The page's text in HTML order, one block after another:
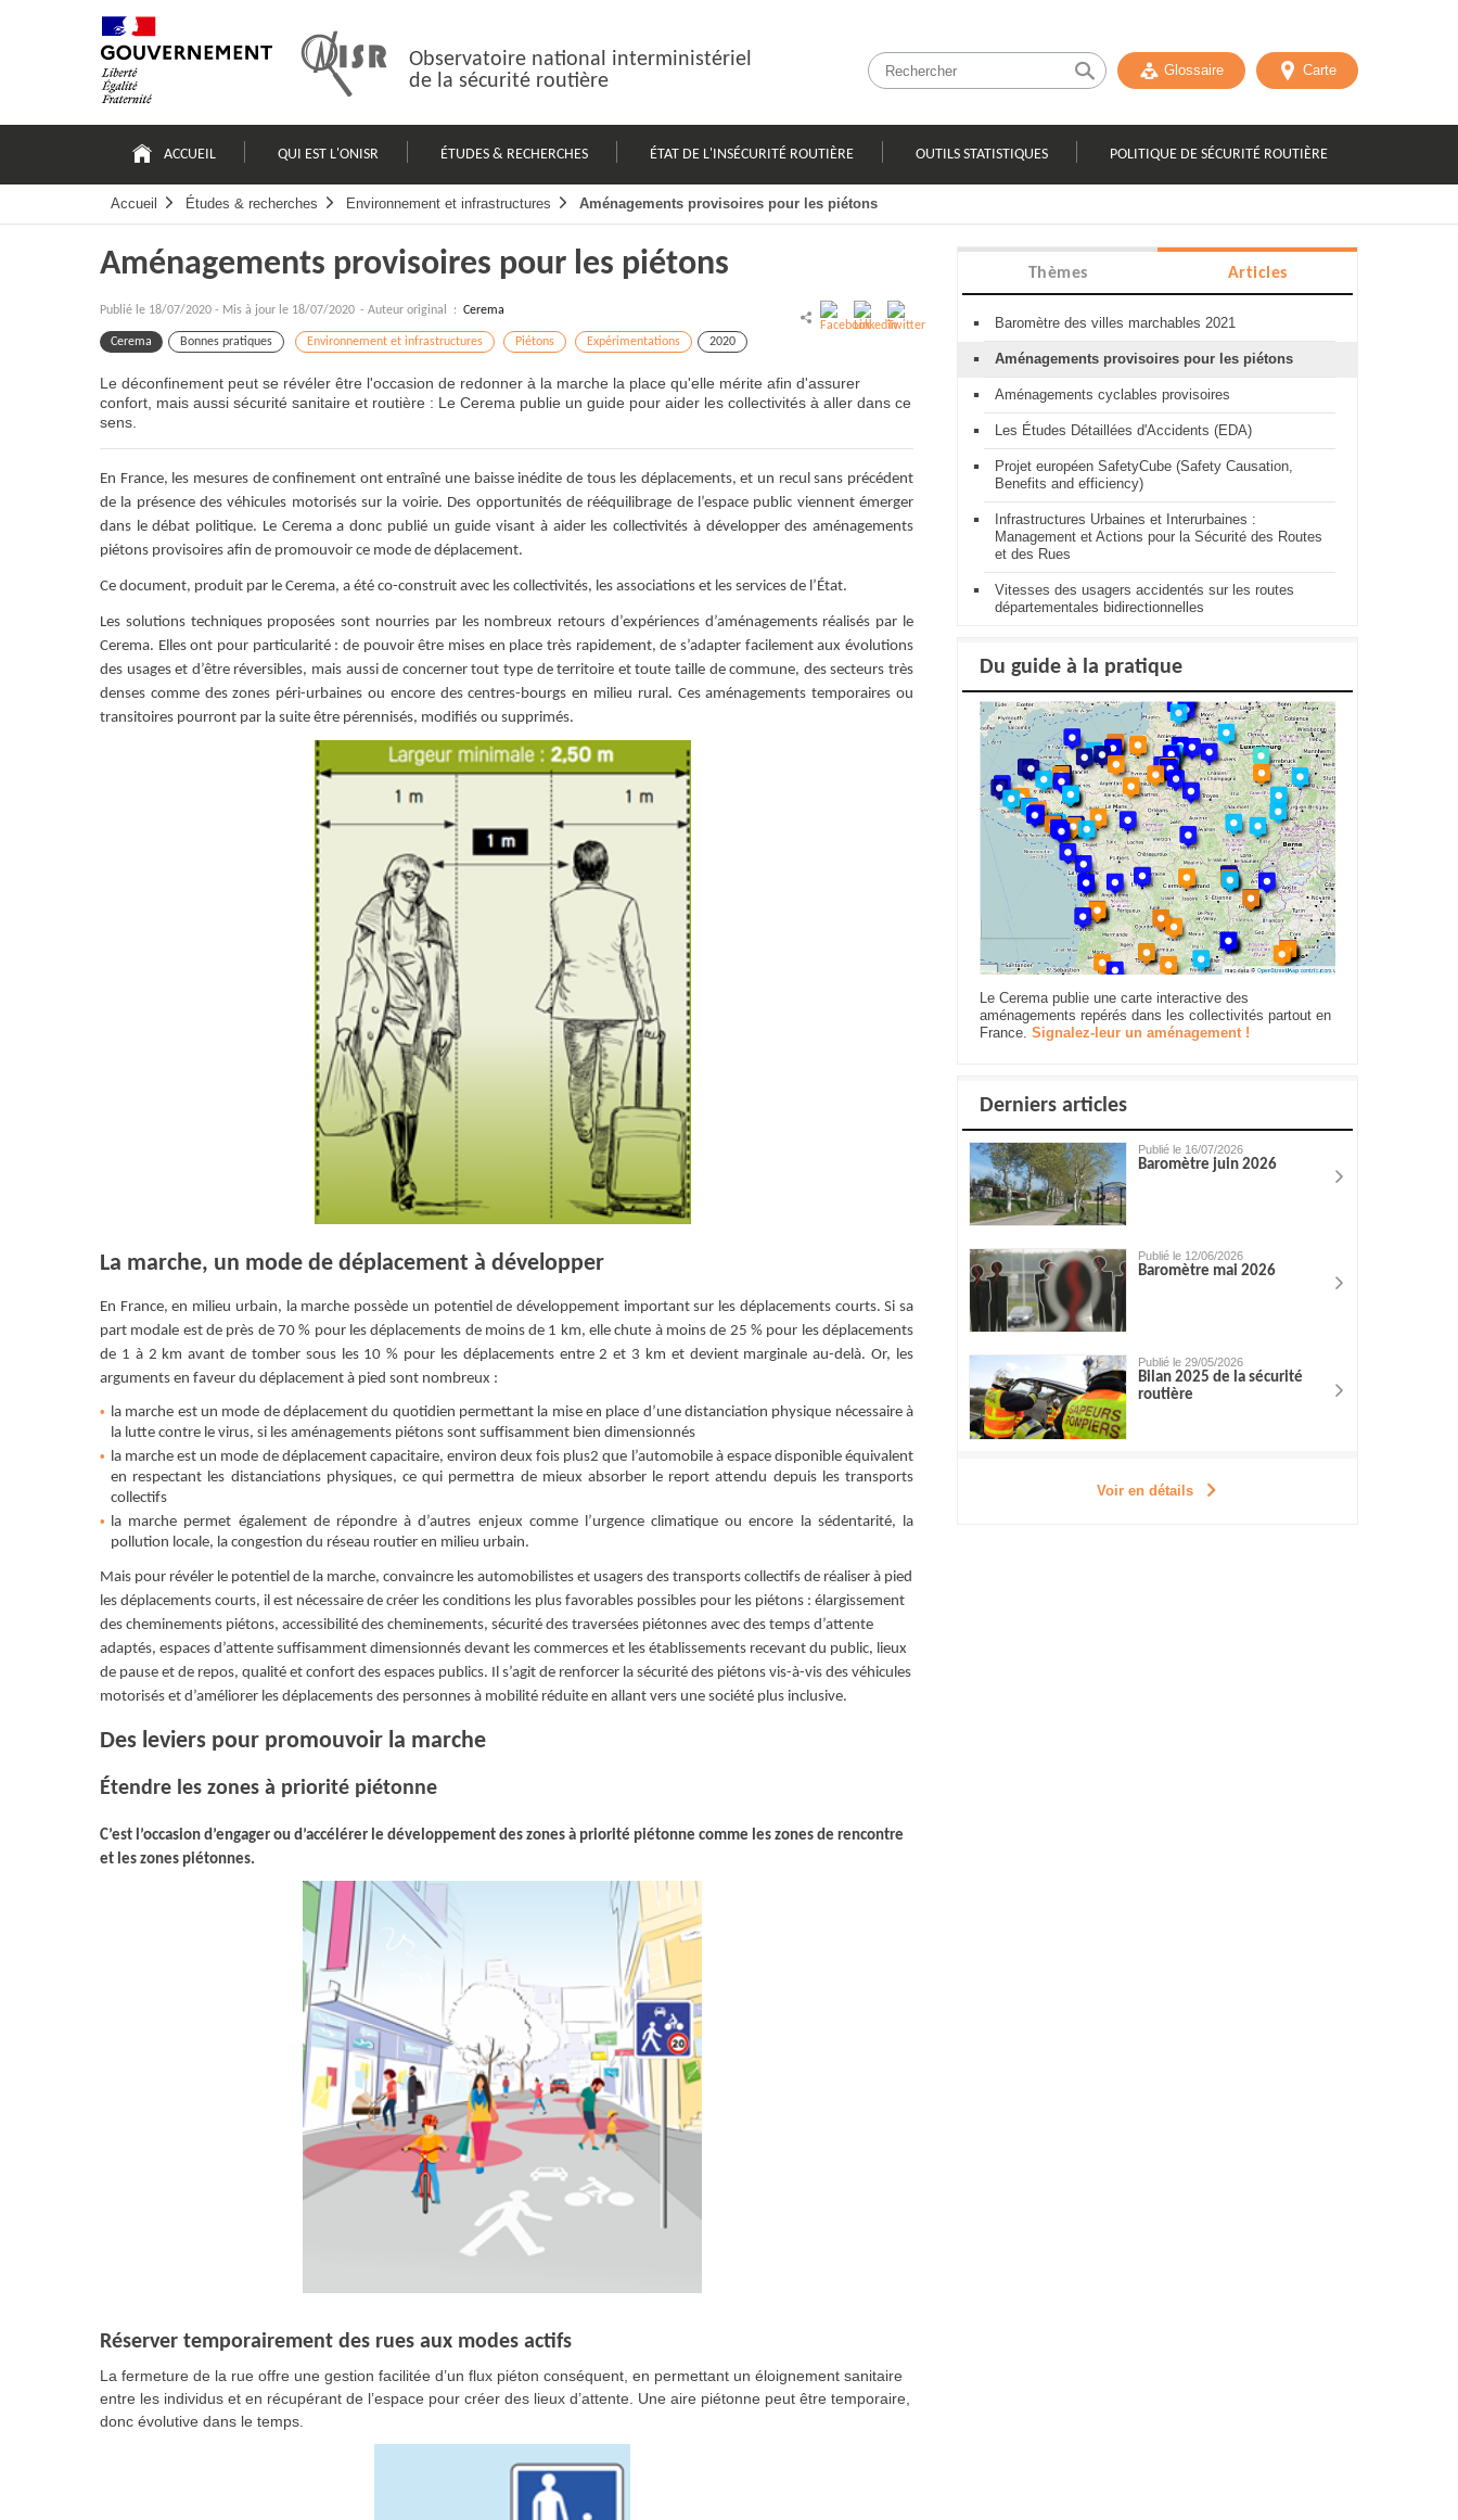
Observatoire national interministériel
de la sécurité routière
Glossaire Carte
principale
ACCUEIL QUI EST L'ONISR ÉTUDES & RECHERCHES ÉTAT DE L'INSÉCURITÉ ROUTIÈRE OUTILS STATISTIQUES POLITIQUE DE SÉCURITÉ ROUTIÈRE
Accueil Études & recherches Environnement et infrastructures Aménagements provisoires pour les piétons
Aménagements provisoires pour les piétons
Publié le 18/07/2020 - Mis à jour le 18/07/2020 - Auteur original : Cerema
Cerema Bonnes pratiques Environnement et infrastructures Piétons Expérimentations 2020
Le déconfinement peut se révéler être l'occasion de redonner à la marche la place qu'elle mérite afin d'assurer
confort, mais aussi sécurité sanitaire et routière : Le Cerema publie un guide pour aider les collectivités à aller dans ce
sens.
En France, les mesures de confinement ont entraîné une baisse inédite de tous les déplacements, et un recul sans précédent
de la présence des véhicules motorisés sur la voirie. Des opportunités de rééquilibrage de l’espace public viennent émerger
dans le débat politique. Le Cerema a donc publié un guide visant à aider les collectivités à développer des aménagements
piétons provisoires afin de promouvoir ce mode de déplacement.
Ce document, produit par le Cerema, a été co-construit avec les collectivités, les associations et les services de l’État.
Les solutions techniques proposées sont nourries par les nombreux retours d’expériences d’aménagements réalisés par le
Cerema. Elles ont pour particularité : de pouvoir être mises en place très rapidement, de s’adapter facilement aux évolutions
des usages et d’être réversibles, mais aussi de concerner tout type de territoire et toute taille de commune, des secteurs très
denses comme des zones péri-urbaines ou encore des centres-bourgs en milieu rural. Ces aménagements temporaires ou
transitoires pourront par la suite être pérennisés, modifiés ou supprimés.
La marche, un mode de déplacement à développer
En France, en milieu urbain, la marche possède un potentiel de développement important sur les déplacements courts. Si sa
part modale est de près de 70 % pour les déplacements de moins de 1 km, elle chute à moins de 25 % pour les déplacements
de 1 à 2 km avant de tomber sous les 10 % pour les déplacements entre 2 et 3 km et devient marginale au-delà. Or, les
arguments en faveur du déplacement à pied sont nombreux :
la marche est un mode de déplacement du quotidien permettant la mise en place d’une distanciation physique nécessaire à
la lutte contre le virus, si les aménagements piétons sont suﬀisamment bien dimensionnés
la marche est un mode de déplacement capacitaire, environ deux fois plus2 que l’automobile à espace disponible équivalent
en respectant les distanciations physiques, ce qui permettra de mieux absorber le report attendu depuis les transports
collectifs
la marche permet également de répondre à d’autres enjeux comme l’urgence climatique ou encore la sédentarité, la
pollution locale, la congestion du réseau routier en milieu urbain.
Mais pour révéler le potentiel de la marche, convaincre les automobilistes et usagers des transports collectifs de réaliser à pied
les déplacements courts, il est nécessaire de créer les conditions les plus favorables possibles pour les piétons : élargissement
des cheminements piétons, accessibilité des cheminements, sécurité des traversées piétonnes avec des temps d’attente
adaptés, espaces d’attente suﬀisamment dimensionnés devant les commerces et les établissements recevant du public, lieux
de pause et de repos, qualité et confort des espaces publics. Il s’agit de renforcer la sécurité des piétons vis-à-vis des véhicules
motorisés et d’améliorer les déplacements des personnes à mobilité réduite en allant vers une société plus inclusive.
Des leviers pour promouvoir la marche
Étendre les zones à priorité piétonne
C’est l’occasion d’engager ou d’accélérer le développement des zones à priorité piétonne comme les zones de rencontre
et les zones piétonnes.
Réserver temporairement des rues aux modes actifs
La fermeture de la rue offre une gestion facilitée d’un flux piéton conséquent, en permettant un éloignement sanitaire
entre les individus et en récupérant de l’espace pour créer des lieux d’attente. Une aire piétonne peut être temporaire,
donc évolutive dans le temps.
Thèmes Articles
Baromètre des villes marchables 2021
Aménagements provisoires pour les piétons
Aménagements cyclables provisoires
Les Études Détaillées d'Accidents (EDA)
Projet européen SafetyCube (Safety Causation,
Benefits and efficiency)
Infrastructures Urbaines et Interurbaines :
Management et Actions pour la Sécurité des Routes
et des Rues
Vitesses des usagers accidentés sur les routes
départementales bidirectionnelles
Du guide à la pratique
Le Cerema publie une carte interactive des
aménagements repérés dans les collectivités partout en
France. Signalez-leur un aménagement !
Derniers articles
Publié le 16/07/2026
Baromètre juin 2026
Publié le 12/06/2026
Baromètre mai 2026
Publié le 29/05/2026
Bilan 2025 de la sécurité
routière
Voir en détails